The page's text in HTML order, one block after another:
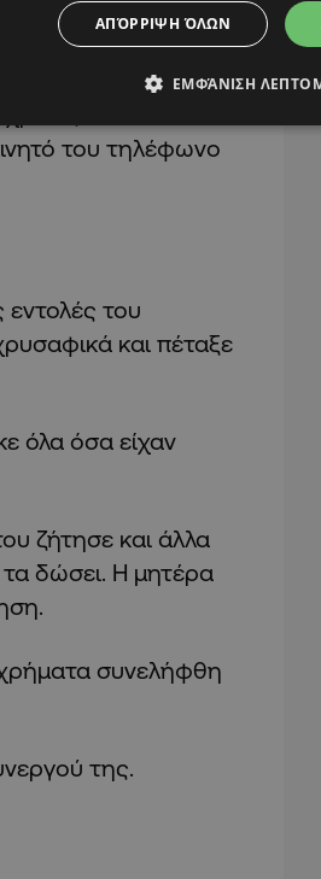
που του
του τραυμάτισε
πολλά
του τηλέφωνο
του
και πέταξε
όλα όσα είχαν
ζήτησε και άλλα
δώσει. Η μητέρα
συνελήφθη
της.
ΑΠΌΡΡΙΨΗ ΌΛΩΝ
ΕΜΦΆΝΙΣΗ